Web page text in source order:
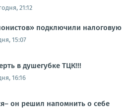
21:12
подключили налоговую
15:07
в душегубке ТЦК!!!
16:16
он решил напомнить о себе